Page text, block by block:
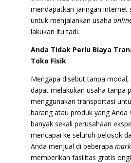
mendapatkan jaringan internet
untuk menjalankan usaha
lakukan itu tadi.
Anda Tidak Perlu Biaya
Toko Fisik
Mengapa disebut tanpa modal,
dapat melakukan usaha tanpa
menggunakan transportasi
barang atau produk yang Anda
banyak sekali perusahaan
mencapai ke seluruh pelosok
Anda menjual di beberapa
memberikan fasilitas gratis